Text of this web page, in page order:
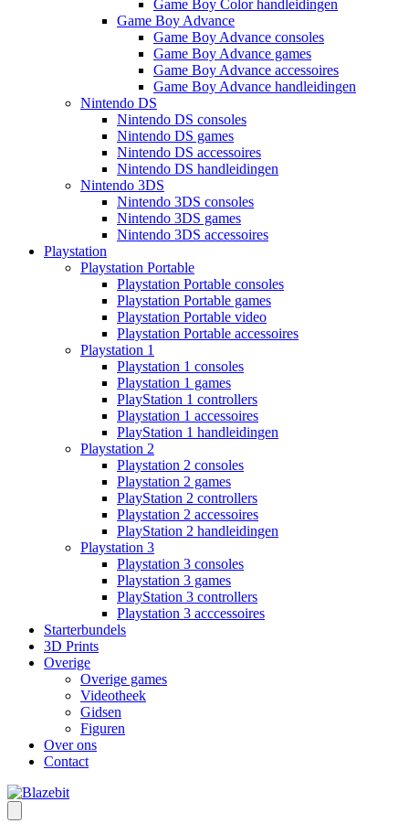
Game Boy Color handleidingen
Game Boy Advance
Game Boy Advance consoles
Game Boy Advance games
Game Boy Advance accessoires
Game Boy Advance handleidingen
Nintendo DS
Nintendo DS consoles
Nintendo DS games
Nintendo DS accessoires
Nintendo DS handleidingen
Nintendo 3DS
Nintendo 3DS consoles
Nintendo 3DS games
Nintendo 3DS accessoires
Playstation
Playstation Portable
Playstation Portable consoles
Playstation Portable games
Playstation Portable video
Playstation Portable accessoires
Playstation 1
Playstation 1 consoles
Playstation 1 games
PlayStation 1 controllers
Playstation 1 accessoires
PlayStation 1 handleidingen
Playstation 2
Playstation 2 consoles
Playstation 2 games
PlayStation 2 controllers
Playstation 2 accessoires
PlayStation 2 handleidingen
Playstation 3
Playstation 3 consoles
Playstation 3 games
PlayStation 3 controllers
Playstation 3 acccessoires
Starterbundels
3D Prints
Overige
Overige games
Videotheek
Gidsen
Figuren
Over ons
Contact